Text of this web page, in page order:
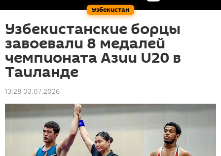
Узбекистан
Узбекистанские борцы
завоевали 8 медалей
чемпионата Азии U20 в
Таиланде
13:28 03.07.2026